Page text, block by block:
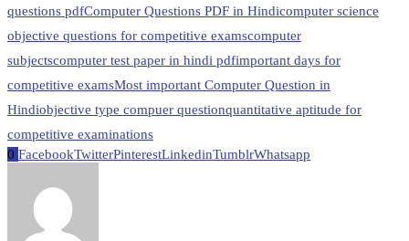
questions pdfComputer Questions PDF in Hindicomputer science
objective questions for competitive examscomputer
subjectscomputer test paper in hindi pdfimportant days for
competitive examsMost important Computer Question in
Hindiobjective type compuer questionquantitative aptitude for
competitive examinations
0 FacebookTwitterPinterestLinkedinTumblrWhatsapp